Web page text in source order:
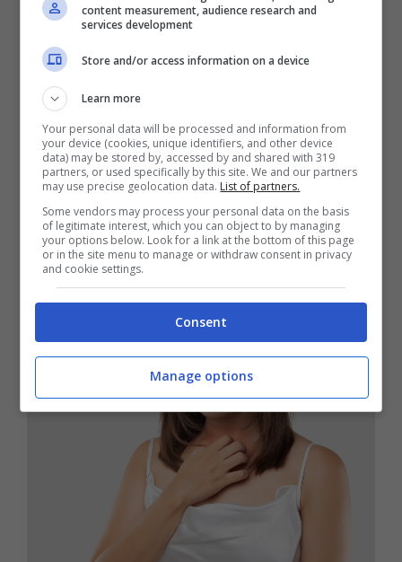
Dopo aver mescolato il tè con un cucchiaino
sbagliato, entrato in contatto con dei latticini,
Jess
Prinsloo(24 anni) ha avuto
immediatamente unagrave reazione
allergica che le ha causato un’occlusione
della gola e delle vie respiratorie. La giovane è
stata, quindi, portata immediatamente
all’ospedale in condizioni critiche e,
nonostante tutti gli sforzi dei medici, dopo
alcune ore di agonia la ragazza è morta sotto
gli occhi del suo promesso sposo.
content measurement, audience research and
services development
Store and/or access information on a device
Learn more
Your personal data will be processed and information from
your device (cookies, unique identifiers, and other device
data) may be stored by, accessed by and shared with 319
partners, or used specifically by this site. We and our partners
may use precise geolocation data. List of partners.
Some vendors may process your personal data on the basis
of legitimate interest, which you can object to by managing
your options below. Look for a link at the bottom of this page
or in the site menu to manage or withdraw consent in privacy
and cookie settings.
Consent
Manage options